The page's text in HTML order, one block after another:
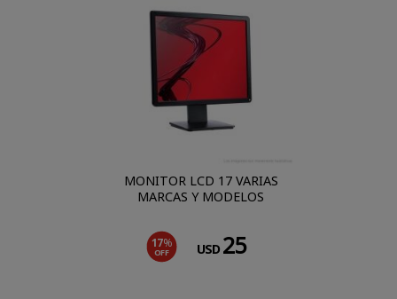
MONITOR LCD 17 VARIAS
MARCAS Y MODELOS
17%
OFF USD 25